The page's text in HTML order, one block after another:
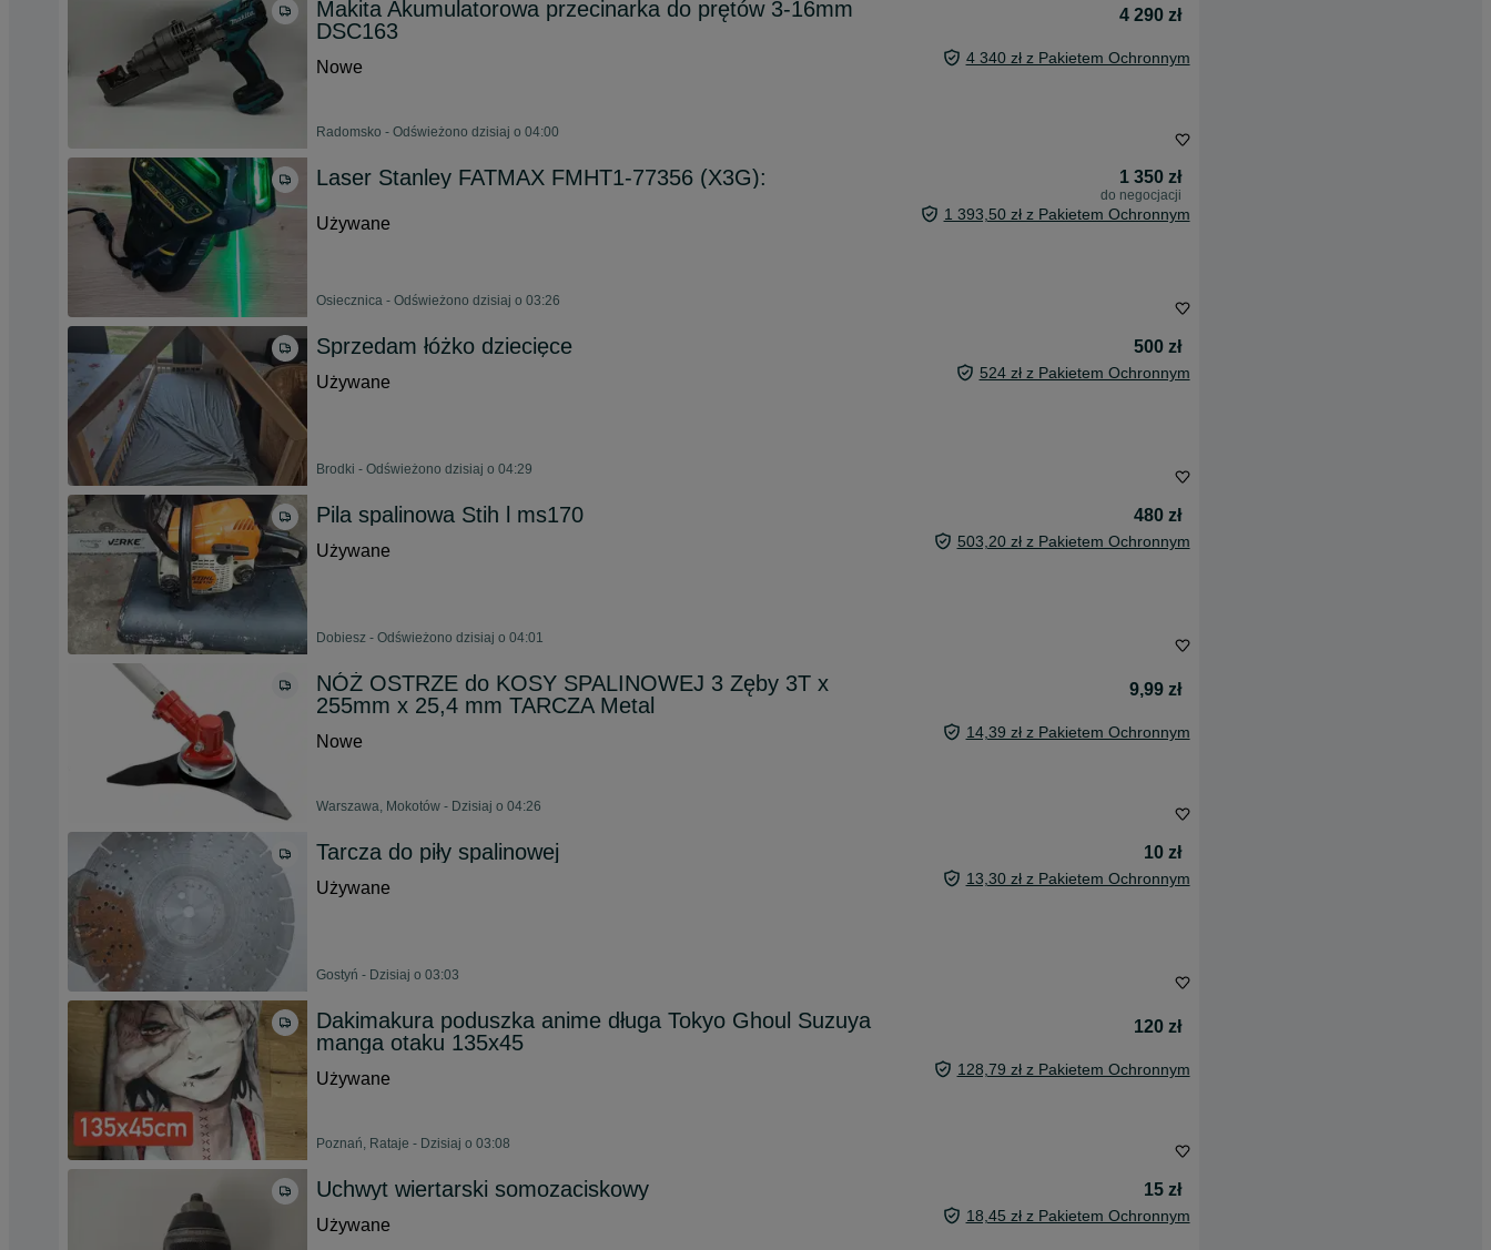
Makita Akumulatorowa przecinarka do prętów 3-16mm
DSC163
4 290 zł
Nowe 4 340 zł z Pakietem Ochronnym
Radomsko - Odświeżono dzisiaj o 04:00
Laser Stanley FATMAX FMHT1-77356 (X3G): 1 350 zł
do negocjacji
Używane 1 393,50 zł z Pakietem Ochronnym
Osiecznica - Odświeżono dzisiaj o 03:26
Sprzedam łóżko dziecięce
500 zł
Używane
524 zł z Pakietem Ochronnym
Brodki - Odświeżono dzisiaj o 04:29
Pila spalinowa Stih l ms170
480 zł
Używane
503,20 zł z Pakietem Ochronnym
Dobiesz - Odświeżono dzisiaj o 04:01
NÓŻ OSTRZE do KOSY SPALINOWEJ 3 Zęby 3T x
255mm x 25,4 mm TARCZA Metal
9,99 zł
Nowe 14,39 zł z Pakietem Ochronnym
Warszawa, Mokotów - Dzisiaj o 04:26
Tarcza do piły spalinowej
10 zł
Używane
13,30 zł z Pakietem Ochronnym
Gostyń - Dzisiaj o 03:03
Dakimakura poduszka anime długa Tokyo Ghoul Suzuya
manga otaku 135x45
120 zł
Używane 128,79 zł z Pakietem Ochronnym
Poznań, Rataje - Dzisiaj o 03:08
Uchwyt wiertarski somozaciskowy
15 zł
Używane
18,45 zł z Pakietem Ochronnym